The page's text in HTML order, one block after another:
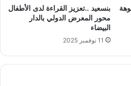
بنسعيد ..تعزيز القراءة لدى الأطفال
محور المعرض الدولي بالدار
البيضاء
11 نوفمبر 2025